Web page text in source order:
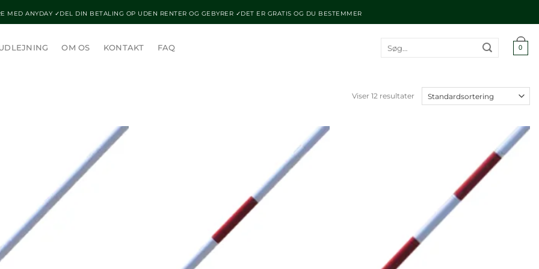
MED ANYDAY ✓DEL DIN BETALING OP UDEN RENTER OG GEBYRER ✓DET ER GRATIS OG DU BESTEMMER
OM OS KONTAKT FAQ
efter:
0
Viser 12 resultater